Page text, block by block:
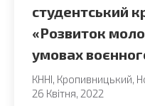
студентський
«Розвиток
умовах
КННІ Кропивницький
26 Квітня, 2022